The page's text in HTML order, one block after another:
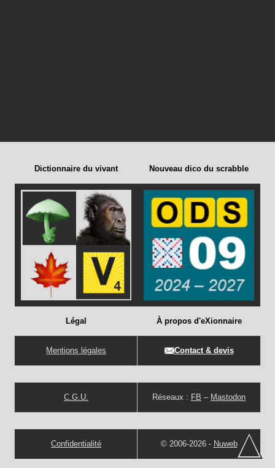
Dictionnaire du vivant Nouveau dico du scrabble
Légal
Mentions légales
C.G.U.
Confidentialité
À propos d'eXionnaire
Contact & devis
Réseaux : FB – Mastodon
© 2006-2026 - Nuweb